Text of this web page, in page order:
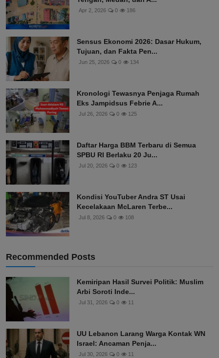
Apr 2, 2026 0 186
Sensus Ekonomi 2026: Dasar Hukum,
Tujuan, dan Fakta Pen...
Jun 25, 2026 0 134
Kronologi Tewasnya Penjaga Rumah
Eks Jampidsus Febrie A...
Jul 26, 2026 0 125
Daftar Harga BBM Terbaru di Semua
SPBU RI Berlaku 20 Ju...
Jul 20, 2026 0 123
Kondisi YouTuber Andra ST Usai
Kecelakaan McLaren Terbe...
Jul 8, 2026 0 108
Recommended Posts
Kemiripan Hasil Survei Politik: Muslim
Arbi Soroti Inde...
Jul 31, 2026 0 11
UU Lebanon Larang Warga Kontak WN
Israel: Ancaman Penja...
Jul 30, 2026 0 11